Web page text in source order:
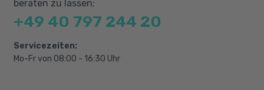
beraten zu lassen:
+49 40 797 244 20
Servicezeiten:
Mo-Fr von 08:00 - 16:30 Uhr